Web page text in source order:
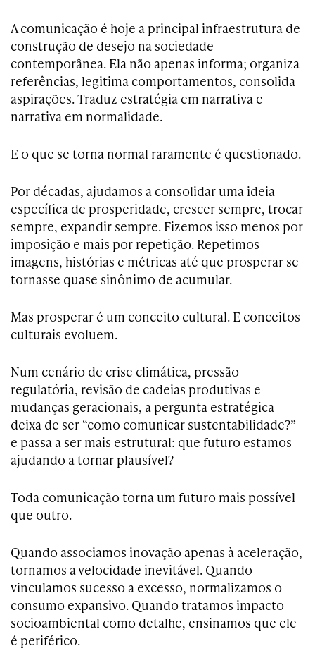
A comunicação é hoje a principal infraestrutura de
construção de desejo na sociedade
contemporânea. Ela não apenas informa; organiza
referências, legitima comportamentos, consolida
aspirações. Traduz estratégia em narrativa e
narrativa em normalidade.
E o que se torna normal raramente é questionado.
Por décadas, ajudamos a consolidar uma ideia
específica de prosperidade, crescer sempre, trocar
sempre, expandir sempre. Fizemos isso menos por
imposição e mais por repetição. Repetimos
imagens, histórias e métricas até que prosperar se
tornasse quase sinônimo de acumular.
Mas prosperar é um conceito cultural. E conceitos
culturais evoluem.
Num cenário de crise climática, pressão
regulatória, revisão de cadeias produtivas e
mudanças geracionais, a pergunta estratégica
deixa de ser “como comunicar sustentabilidade?”
e passa a ser mais estrutural: que futuro estamos
ajudando a tornar plausível?
Toda comunicação torna um futuro mais possível
que outro.
Quando associamos inovação apenas à aceleração,
tornamos a velocidade inevitável. Quando
vinculamos sucesso a excesso, normalizamos o
consumo expansivo. Quando tratamos impacto
socioambiental como detalhe, ensinamos que ele
é periférico.